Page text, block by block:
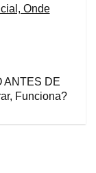
ANTES DE
Funciona?